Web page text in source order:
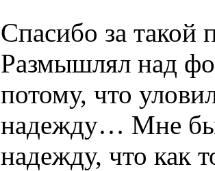
Спасибо за такой
Размышлял над
потому, что
надежду… Мне бы
надежду, что как